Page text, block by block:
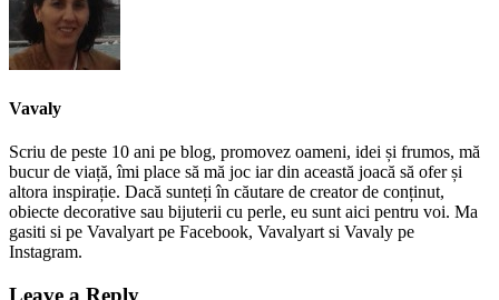
Vavaly
Scriu de peste 10 ani pe blog, promovez oameni, idei și frumos, mă
bucur de viață, îmi place să mă joc iar din această joacă să ofer și
altora inspirație. Dacă sunteți în căutare de creator de conținut,
obiecte decorative sau bijuterii cu perle, eu sunt aici pentru voi. Ma
gasiti si pe Vavalyart pe Facebook, Vavalyart si Vavaly pe
Instagram.
Leave a Reply